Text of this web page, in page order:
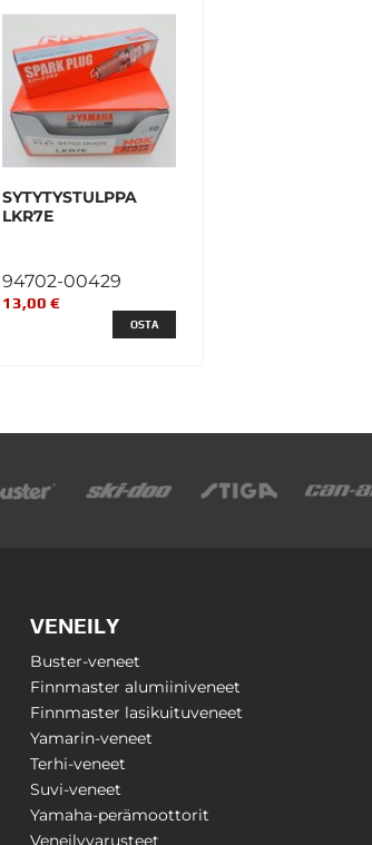
SYTYTYSTULPPA
LKR7E
94702-00429
13,00 €
OSTA
VENEILY
Buster-veneet
Finnmaster alumiiniveneet
Finnmaster lasikuituveneet
Yamarin-veneet
Terhi-veneet
Suvi-veneet
Yamaha-perämoottorit
Veneilyvarusteet